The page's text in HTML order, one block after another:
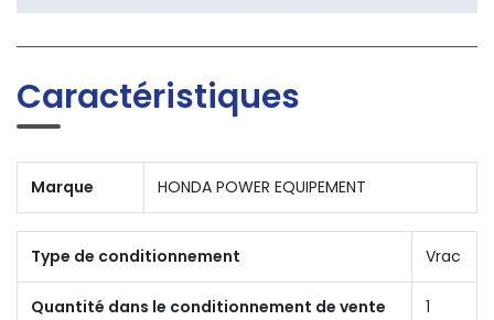
Caractéristiques
Marque HONDA POWER EQUIPEMENT
Type de conditionnement Vrac
Quantité dans le conditionnement de vente 1